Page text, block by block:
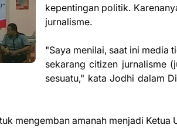
kepentingan politik.
jurnalisme.
"Saya menilai, saat ini media
sekarang citizen jurnalisme
sesuatu," kata Jodhi dalam
mengemban amanah menjadi Ketua